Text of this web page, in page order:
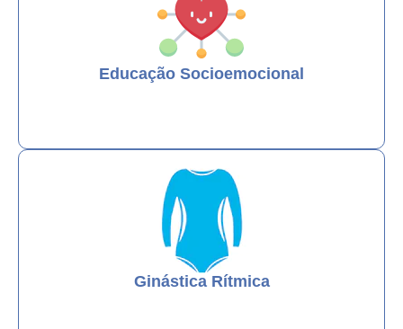
Educação Socioemocional
Ginástica Rítmica